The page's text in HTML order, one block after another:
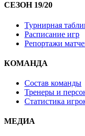
СЕЗОН 19/20
Турнирная
Расписание игр
Репортажи
КОМАНДА
Состав команды
Тренеры и
Статистика
МЕДИА